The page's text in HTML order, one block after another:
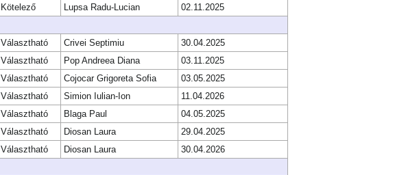
Kötelező Lupsa Radu-Lucian
02.11.2025
Választható Crivei Septimiu
30.04.2025
Választható Pop Andreea Diana
03.11.2025
Választható Cojocar Grigoreta Sofia
03.05.2025
Választható Simion Iulian-Ion
11.04.2026
Választható Blaga Paul
04.05.2025
Választható Diosan Laura
29.04.2025
Választható Diosan Laura
30.04.2026